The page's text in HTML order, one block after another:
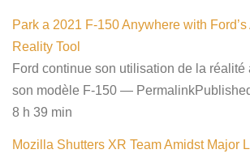
Park a 2021 F-150 Anywhere with Ford’s
Reality Tool
Ford continue son utilisation de la réalité
son modèle F-150 —
8 h 39 min
Mozilla Shutters XR Team Amidst Major